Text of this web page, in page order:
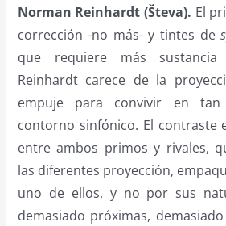
Norman Reinhardt (Števa). El
corrección -no más- y tintes de
que requiere más
Reinhardt carece de la
empuje para convivir en
contorno sinfónico. El contraste
entre ambos primos y rivales,
las diferentes proyección,
uno de ellos, y no por sus
demasiado próximas,